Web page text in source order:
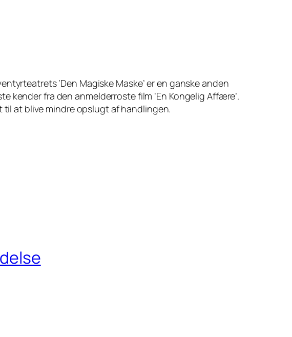
‘Den Magiske Maske’ er en ganske anden
fra den anmelderroste film ‘En Kongelig Affære’.
at blive mindre opslugt af handlingen.